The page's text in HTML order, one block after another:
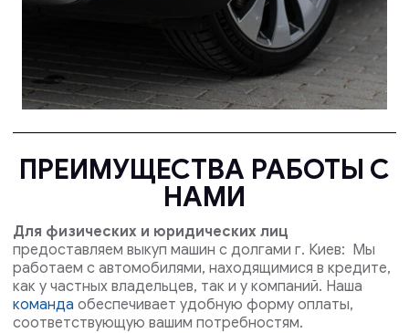
ПРЕИМУЩЕСТВА РАБОТЫ С
НАМИ
Для физических и юридических лиц
предоставляем выкуп машин с долгами г. Киев: Мы
работаем с автомобилями, находящимися в кредите,
как у частных владельцев, так и у компаний. Наша
командаобеспечивает удобную форму оплаты,
соответствующую вашим потребностям.